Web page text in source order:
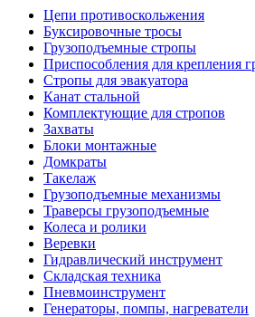
Цепи противоскольжения
Буксировочные тросы
Грузоподъемные стропы
Приспособления для крепления
Стропы для эвакуатора
Канат стальной
Комплектующие для стропов
Захваты
Блоки монтажные
Домкраты
Такелаж
Грузоподъемные механизмы
Траверсы грузоподъемные
Колеса и ролики
Веревки
Гидравлический инструмент
Складская техника
Пневмоинструмент
Генераторы, помпы, нагреватели